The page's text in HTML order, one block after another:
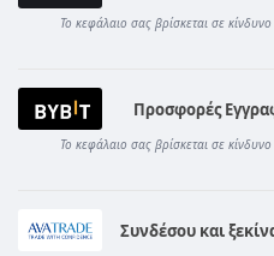
Το κεφάλαιο σας βρίσκεται σε
Προσφορές
Το κεφάλαιο σας βρίσκεται σε
Συνδέσου και